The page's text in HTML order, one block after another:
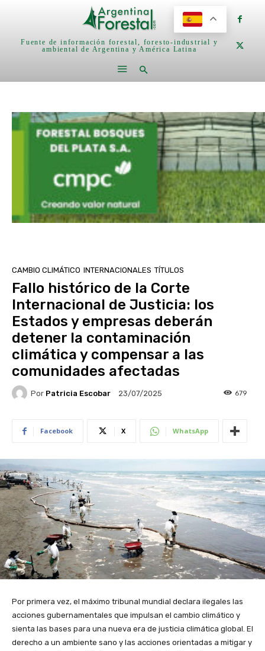
Fuente de información forestal, foresto-industrial y
ambiental de Argentina y América Latina
CAMBIO CLIMÁTICO INTERNACIONALES TÍTULOS
Fallo histórico de la Corte
Internacional de Justicia: los
Estados y empresas deberán
detener la contaminación
climática y compensar a las
comunidades afectadas
Por Patricia Escobar 23/07/2025 679
Facebook X WhatsApp
Por primera vez, el máximo tribunal mundial declara ilegales las
acciones gubernamentales que impulsan el cambio climático y
sienta las bases para una nueva era de justicia climática global. El
derecho a un ambiente sano y las acciones orientadas a mitigar y